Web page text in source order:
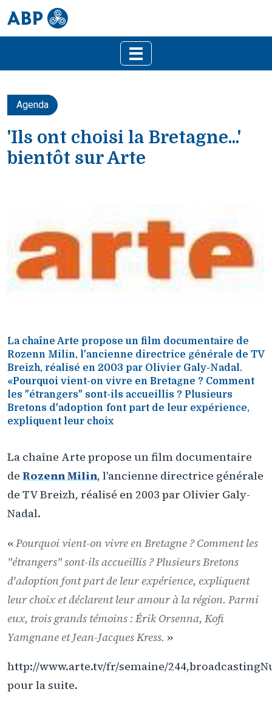
Agenda
'Ils ont choisi la Bretagne...'
bientôt sur Arte
La chaîne Arte propose un film documentaire de
Rozenn Milin, l'ancienne directrice générale de TV
Breizh, réalisé en 2003 par Olivier Galy-Nadal.
«Pourquoi vient-on vivre en Bretagne ? Comment
les "étrangers" sont-ils accueillis ? Plusieurs
Bretons d'adoption font part de leur expérience,
expliquent leur choix
La chaîne Arte propose un film documentaire
de Rozenn Milin, l'ancienne directrice générale
de TV Breizh, réalisé en 2003 par Olivier Galy-
Nadal.
«Pourquoi vient-on vivre en Bretagne ? Comment les
"étrangers" sont-ils accueillis ? Plusieurs Bretons
d'adoption font part de leur expérience, expliquent
leur choix et déclarent leur amour à la région. Parmi
eux, trois grands témoins : Érik Orsenna, Kofi
Yamgnane et Jean-Jacques Kress. »
http://www.arte.tv/fr/semaine/
pour la suite.